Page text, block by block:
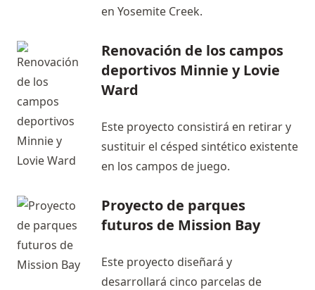
en Yosemite Creek.
Renovación de los campos
deportivos Minnie y Lovie
Ward
Este proyecto consistirá en retirar y
sustituir el césped sintético existente
en los campos de juego.
Proyecto de parques
futuros de Mission Bay
Este proyecto diseñará y
desarrollará cinco parcelas de